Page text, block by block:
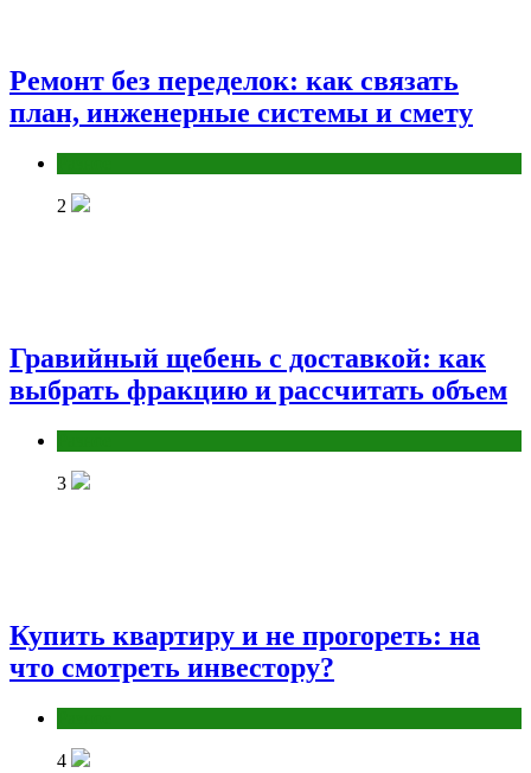
Ремонт без переделок: как связать
план, инженерные системы и смету
2
Гравийный щебень с доставкой: как
выбрать фракцию и рассчитать объем
3
Купить квартиру и не прогореть: на
что смотреть инвестору?
4